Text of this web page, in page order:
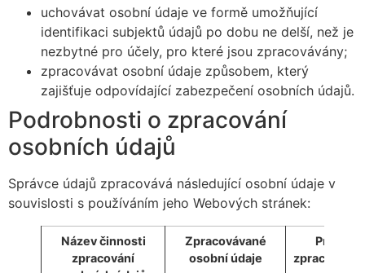
uchovávat osobní údaje ve formě umožňující
identifikaci subjektů údajů po dobu ne delší, než je
nezbytné pro účely, pro které jsou zpracovávány;
zpracovávat osobní údaje způsobem, který
zajišťuje odpovídající zabezpečení osobních údajů.
Podrobnosti o zpracování
osobních údajů
Správce údajů zpracovává následující osobní údaje v
souvislosti s používáním jeho Webových stránek:
Název činnosti
zpracování
Zpracovávané
osobní údaje
Právní
zpracování